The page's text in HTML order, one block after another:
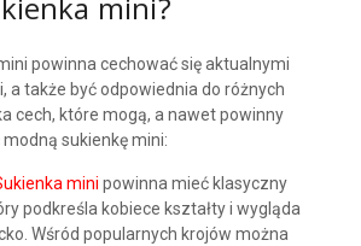
mini?
powinna cechować się aktualnymi
a także być odpowiednia do różnych
cech, które mogą, a nawet powinny
sukienkę mini:
mini powinna mieć klasyczny
podkreśla kobiece kształty i wygląda
Wśród popularnych krojów można